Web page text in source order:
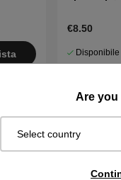
Are you
Select country
€8.50
Disponibile